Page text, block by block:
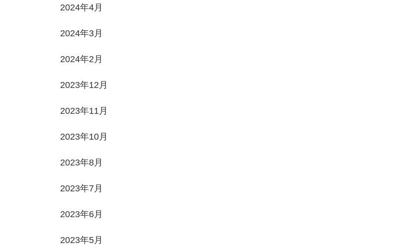
2024年4月
2024年3月
2024年2月
2023年12月
2023年11月
2023年10月
2023年8月
2023年7月
2023年6月
2023年5月